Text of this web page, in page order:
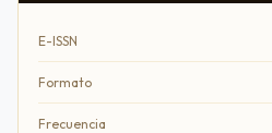
E-ISSN
Formato
Frecuencia